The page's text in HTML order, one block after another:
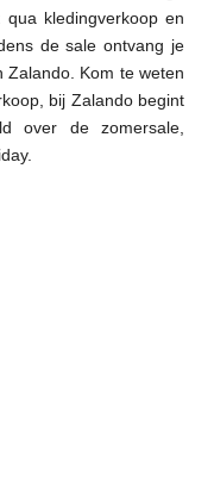
kledingverkoop en
de sale ontvang je
Zalando. Kom te weten
bij Zalando begint
over de zomersale,